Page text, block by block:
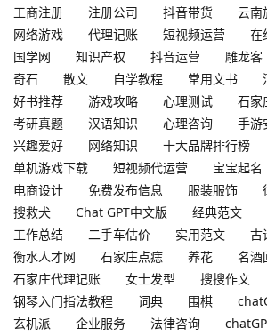
工商注册
注册公司 抖音带货
云南
网络游戏
代理记账 短视频运营
在
国学网
知识产权 抖音运营 雕龙客
奇石
散文 自学教程 常用文书
好书推荐
游戏攻略 心理测试
石家
考研真题
汉语知识 心理咨询
手游
兴趣爱好
网络知识 十大品牌排行榜
单机游戏下载
短视频代运营 宝宝起名
电商设计
免费发布信息 服装服饰
搜救犬
Chat GPT中文版 经典范文
工作总结
二手车估价 实用范文
古
衡水人才网
石家庄点痣 养花
名酒
石家庄代理记账
女士发型 搜搜作文
钢琴入门指法教程
词典 围棋
玄机派
企业服务 法律咨询